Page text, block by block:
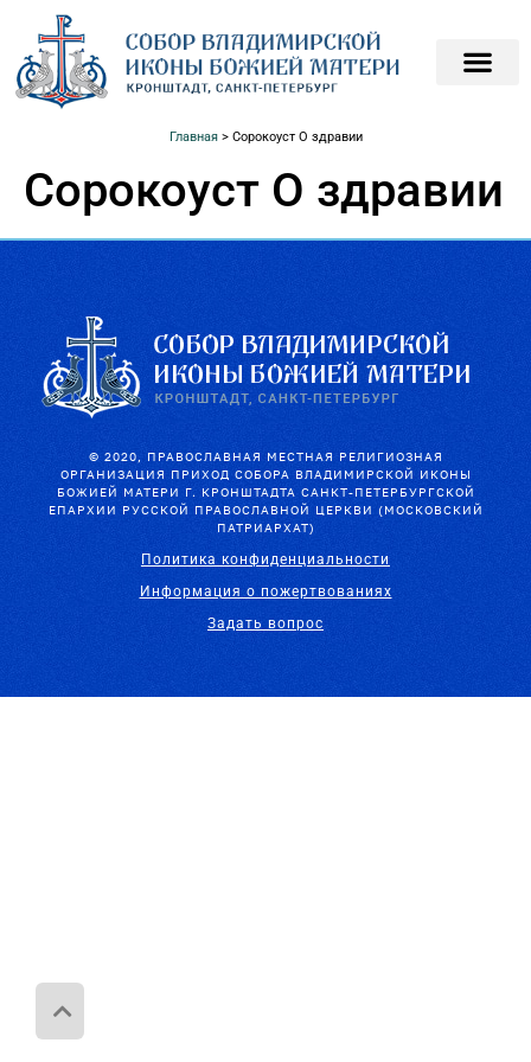
Главная> Сорокоуст О здравии
Сорокоуст О здравии
© 2020, ПРАВОСЛАВНАЯ МЕСТНАЯ РЕЛИГИОЗНАЯ
ОРГАНИЗАЦИЯ ПРИХОД СОБОРА ВЛАДИМИРСКОЙ ИКОНЫ
БОЖИЕЙ МАТЕРИ Г. КРОНШТАДТА САНКТ-ПЕТЕРБУРГСКОЙ
ЕПАРХИИ РУССКОЙ ПРАВОСЛАВНОЙ ЦЕРКВИ (МОСКОВСКИЙ
ПАТРИАРХАТ)
Политика конфиденциальности
Информация о пожертвованиях
Задать вопрос